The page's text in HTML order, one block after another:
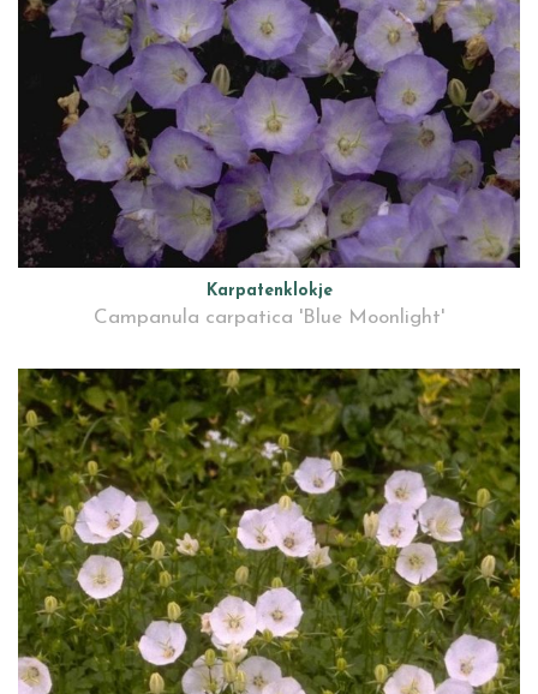
Karpatenklokje
Campanula carpatica 'Blue Moonlight'